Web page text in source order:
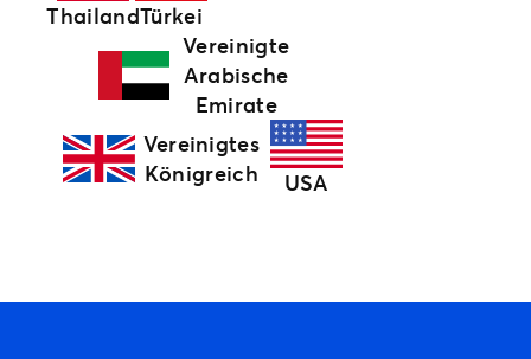
ThailandTürkei
Vereinigte
Arabische
Emirate
Vereinigtes
Königreich
USA